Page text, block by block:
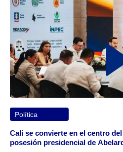
Política
Cali se convierte en el centro
posesión presidencial de